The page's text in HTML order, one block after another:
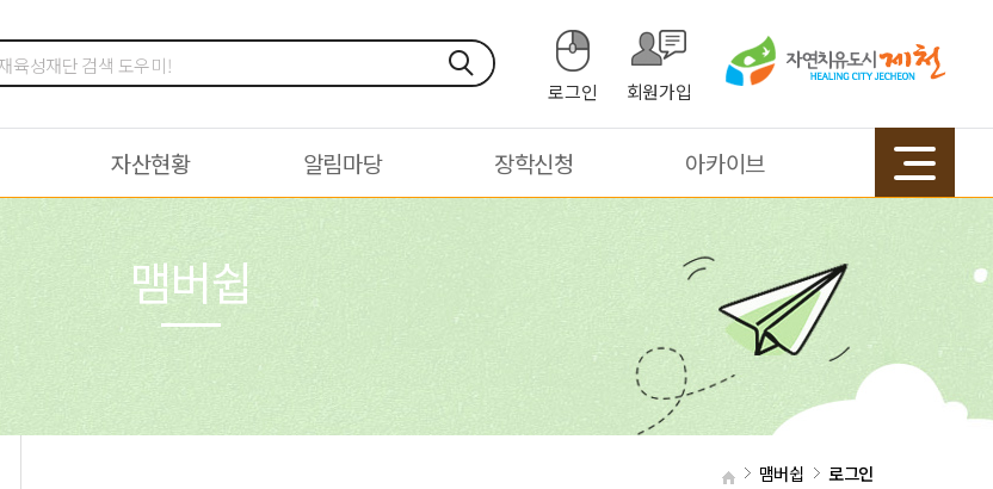
로그인 회원가입
자산현황 알림마당 장학신청 아카이브
맴버쉽 로그인
맴버쉽